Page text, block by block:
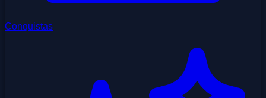
Conquistas